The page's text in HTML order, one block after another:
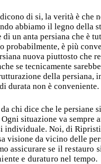
di si, la verità è che
abbiamo il legno della
un anta persiana che è
probabilmente, è più
nuova piuttosto che
se tecnicamente
della persiana,
durata non è conveniente.
chi dice che le persiane
situazione va sempre
individuale. Noi, di
visione da vicino delle
assicurarese il restauro
e duraturo nel tempo.